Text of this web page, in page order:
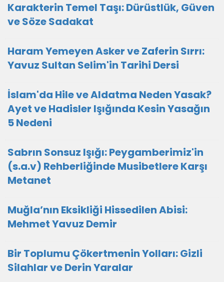
Karakterin Temel Taşı: Dürüstlük, Güven
ve Söze Sadakat
Haram Yemeyen Asker ve Zaferin Sırrı:
Yavuz Sultan Selim'in Tarihi Dersi
İslam'da Hile ve Aldatma Neden Yasak?
Ayet ve Hadisler Işığında Kesin Yasağın
5 Nedeni
Sabrın Sonsuz Işığı: Peygamberimiz'in
(s.a.v) Rehberliğinde Musibetlere Karşı
Metanet
Muğla’nın Eksikliği Hissedilen Abisi:
Mehmet Yavuz Demir
Bir Toplumu Çökertmenin Yolları: Gizli
Silahlar ve Derin Yaralar